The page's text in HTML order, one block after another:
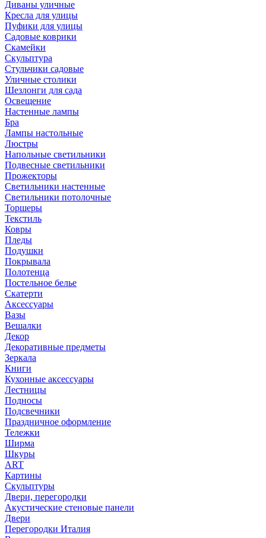
Диваны уличные
Кресла для улицы
Пуфики для улицы
Садовые коврики
Скамейки
Скульптура
Стульчики садовые
Уличные столики
Шезлонги для сада
Освещение
Hастенные лампы
Бра
Лампы настольные
Люстры
Напольные светильники
Подвесные светильники
Прожекторы
Светильники настенные
Светильники потолочные
Торшеры
Текстиль
Ковры
Пледы
Подушки
Покрывала
Полотенца
Постельное белье
Скатерти
Аксессуары
Вазы
Вешалки
Декор
Декоративные предметы
Зеркала
Книги
Кухонные аксессуары
Лестницы
Подносы
Подсвечники
Праздничное оформление
Тележки
Ширма
Шкуры
ART
Картины
Скульптуры
Двери, перегородки
Акустические стеновые панели
Двери
Перегородки Италия